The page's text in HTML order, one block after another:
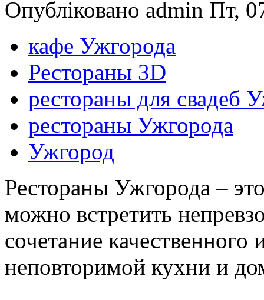
Опубліковано admin Пт,
кафе Ужгорода
Рестораны 3D
рестораны для свадеб
рестораны Ужгорода
Ужгород
Рестораны Ужгорода –
можно встретить
сочетание качественного
неповторимой кухни и